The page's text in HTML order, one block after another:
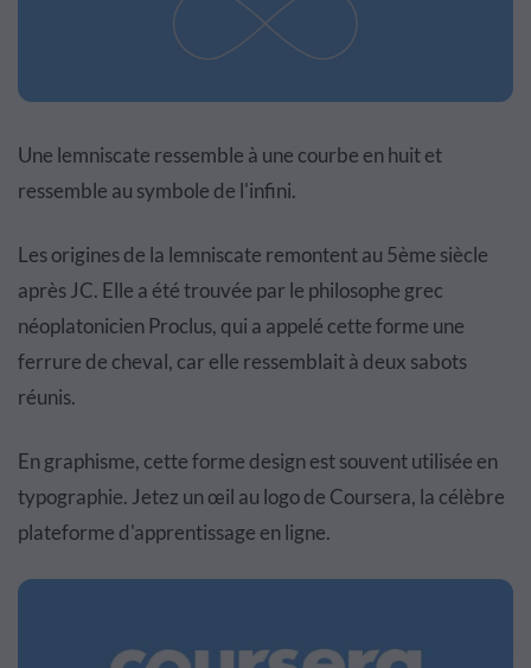
Une lemniscate ressemble à une courbe en huit et
ressemble au symbole de l'infini.
Les origines de la lemniscate remontent au 5ème siècle
après JC. Elle a été trouvée par le philosophe grec
néoplatonicien Proclus, qui a appelé cette forme une
ferrure de cheval, car elle ressemblait à deux sabots
réunis.
En graphisme, cette forme design est souvent utilisée en
typographie. Jetez un œil au logo de Coursera, la célèbre
plateforme d'apprentissage en ligne.